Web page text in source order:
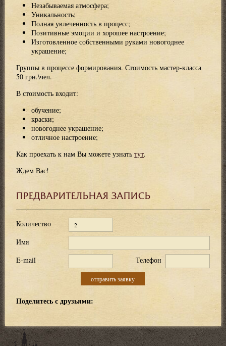
Незабываемая атмосфера;
Уникальность;
Полная увлеченность в процесс;
Позитивные эмоции и хорошее настроение;
Изготовленное собственными руками новогоднее
украшение;
Группы в процессе формирования. Стоимость мастер-класса
50 грн.\чел.
В стоимость входит:
обучение;
краски;
новогоднее украшение;
отличное настроение;
Как проехать к нам Вы можете узнатьтут.
Ждем Вас!
ПРЕДВАРИТЕЛЬНАЯ ЗАПИСЬ
Количество
Имя
E-mail
Телефон
Поделитесь с друзьями: